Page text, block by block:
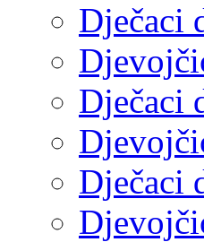
Dječaci
Dječaci
Dječaci